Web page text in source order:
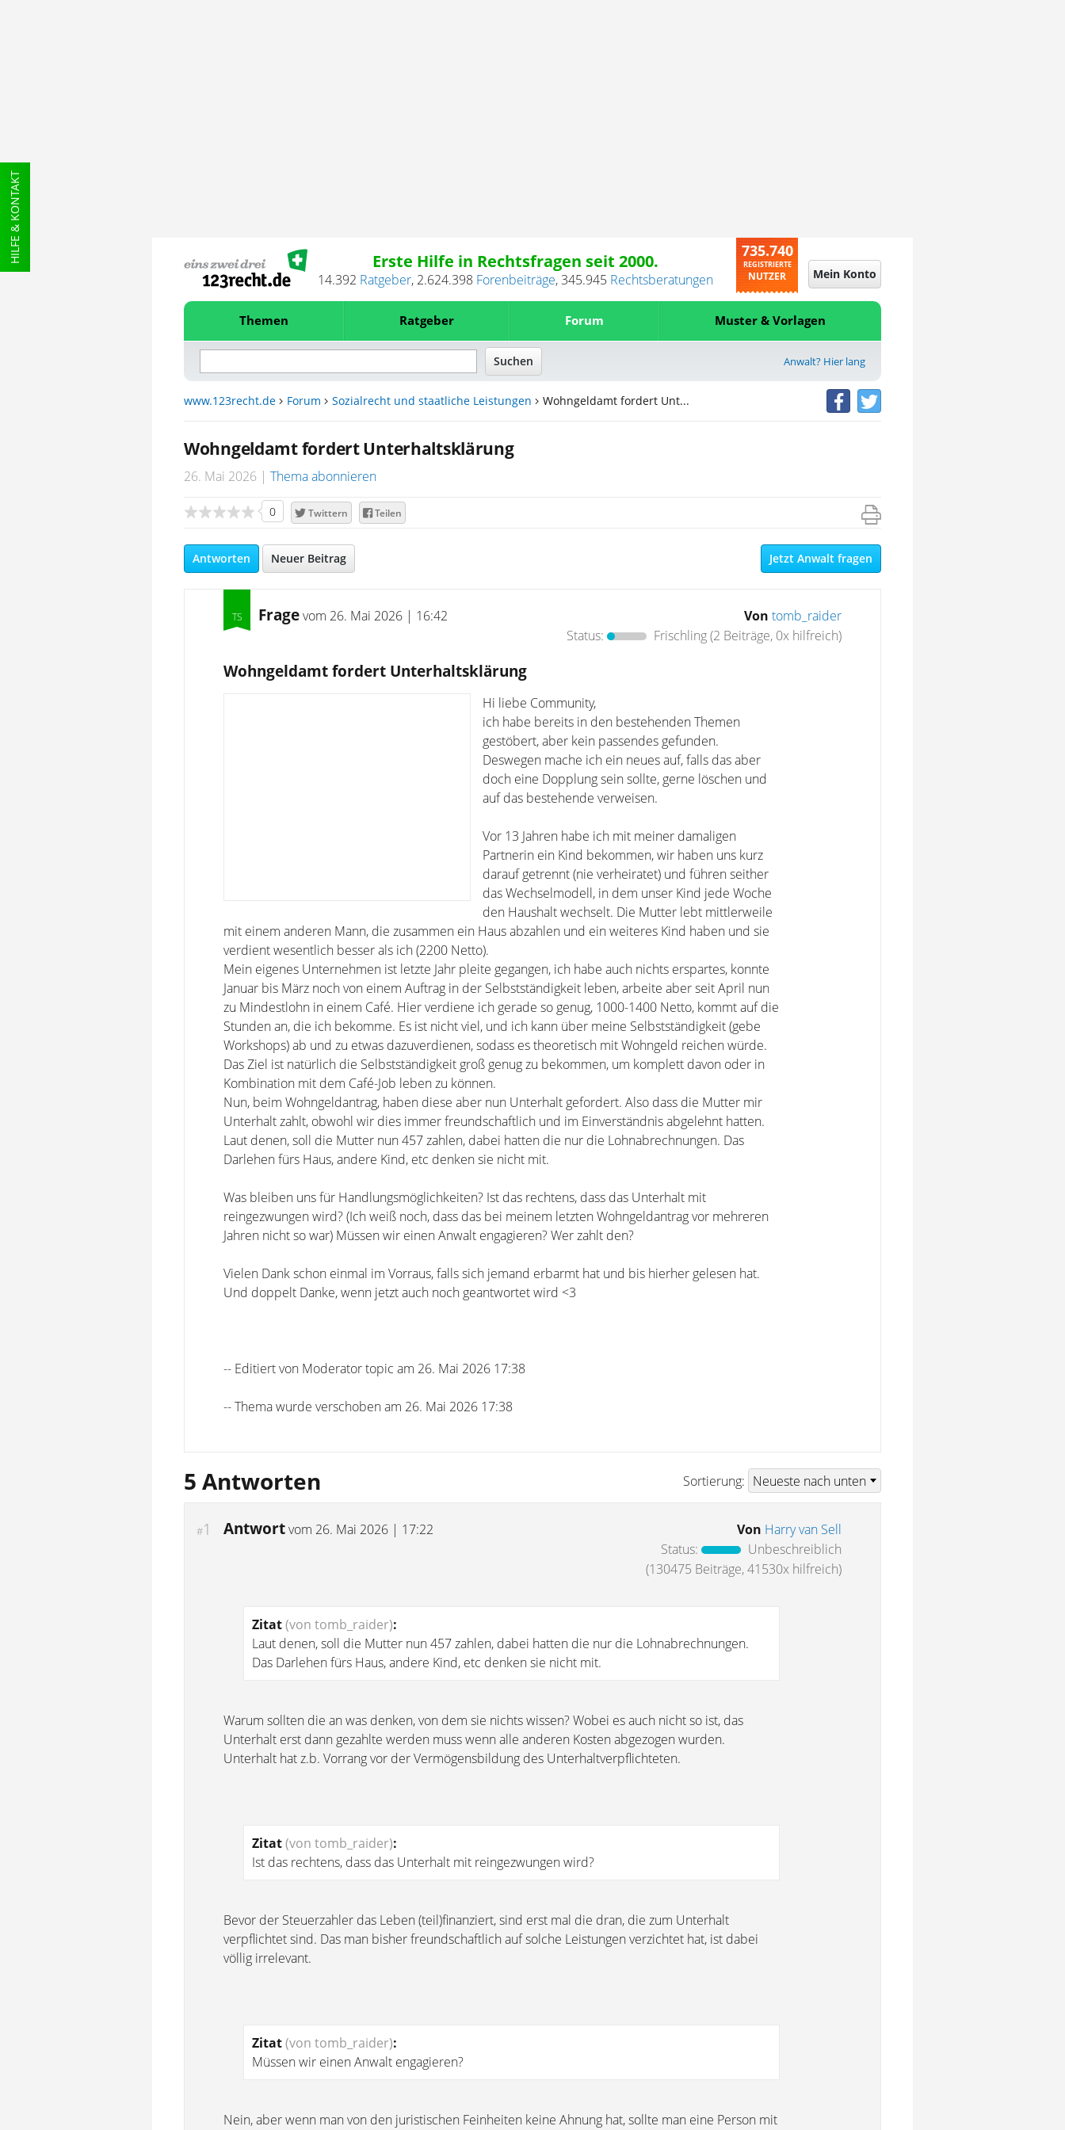
HILFE & KONTAKT Erste Hilfe in Rechtsfragen seit 2000.
14.392 Ratgeber, 2.624.398 Forenbeiträge,345.945 Rechtsberatungen
735.740
REGISTRIERTE
NUTZER Mein Konto
Themen Ratgeber Forum Muster & Vorlagen
Anwalt? Hier lang
www.123recht.de Forum Sozialrecht und staatliche Leistungen Wohngeldamt fordert Unt...
Wohngeldamt fordert Unterhaltsklärung
26. Mai 2026 Thema abonnieren
0 Twittern Teilen
Antworten Neuer Beitrag Jetzt Anwalt fragen
Fragevom 26. Mai 2026 | 16:42 Von tomb_raider
Status:
Frischling(2 Beiträge, 0x hilfreich)
Wohngeldamt fordert Unterhaltsklärung
Hi liebe Community,
ich habe bereits in den bestehenden Themen
gestöbert, aber kein passendes gefunden.
Deswegen mache ich ein neues auf, falls das aber
doch eine Dopplung sein sollte, gerne löschen und
auf das bestehende verweisen.
Vor 13 Jahren habe ich mit meiner damaligen
Partnerin ein Kind bekommen, wir haben uns kurz
darauf getrennt (nie verheiratet) und führen seither
das Wechselmodell, in dem unser Kind jede Woche
den Haushalt wechselt. Die Mutter lebt mittlerweile
mit einem anderen Mann, die zusammen ein Haus abzahlen und ein weiteres Kind haben und sie
verdient wesentlich besser als ich (2200 Netto).
Mein eigenes Unternehmen ist letzte Jahr pleite gegangen, ich habe auch nichts erspartes, konnte
Januar bis März noch von einem Auftrag in der Selbstständigkeit leben, arbeite aber seit April nun
zu Mindestlohn in einem Café. Hier verdiene ich gerade so genug, 1000-1400 Netto, kommt auf die
Stunden an, die ich bekomme. Es ist nicht viel, und ich kann über meine Selbstständigkeit (gebe
Workshops) ab und zu etwas dazuverdienen, sodass es theoretisch mit Wohngeld reichen würde.
Das Ziel ist natürlich die Selbstständigkeit groß genug zu bekommen, um komplett davon oder in
Kombination mit dem Café-Job leben zu können.
Nun, beim Wohngeldantrag, haben diese aber nun Unterhalt gefordert. Also dass die Mutter mir
Unterhalt zahlt, obwohl wir dies immer freundschaftlich und im Einverständnis abgelehnt hatten.
Laut denen, soll die Mutter nun 457 zahlen, dabei hatten die nur die Lohnabrechnungen. Das
Darlehen fürs Haus, andere Kind, etc denken sie nicht mit.
Was bleiben uns für Handlungsmöglichkeiten? Ist das rechtens, dass das Unterhalt mit
reingezwungen wird? (Ich weiß noch, dass das bei meinem letzten Wohngeldantrag vor mehreren
Jahren nicht so war) Müssen wir einen Anwalt engagieren? Wer zahlt den?
Vielen Dank schon einmal im Vorraus, falls sich jemand erbarmt hat und bis hierher gelesen hat.
Und doppelt Danke, wenn jetzt auch noch geantwortet wird <3
-- Editiert von Moderator topic am 26. Mai 2026 17:38
-- Thema wurde verschoben am 26. Mai 2026 17:38
5 Antworten Sortierung:
#1 Antwortvom 26. Mai 2026 | 17:22 Von Harry van Sell
Status:
Unbeschreiblich
(130475 Beiträge, 41530x hilfreich)
Zitat(von tomb_raider):
Laut denen, soll die Mutter nun 457 zahlen, dabei hatten die nur die Lohnabrechnungen.
Das Darlehen fürs Haus, andere Kind, etc denken sie nicht mit.
Warum sollten die an was denken, von dem sie nichts wissen? Wobei es auch nicht so ist, das
Unterhalt erst dann gezahlte werden muss wenn alle anderen Kosten abgezogen wurden.
Unterhalt hat z.b. Vorrang vor der Vermögensbildung des Unterhaltverpflichteten.
Zitat(von tomb_raider):
Ist das rechtens, dass das Unterhalt mit reingezwungen wird?
Bevor der Steuerzahler das Leben (teil)finanziert, sind erst mal die dran, die zum Unterhalt
verpflichtet sind. Das man bisher freundschaftlich auf solche Leistungen verzichtet hat, ist dabei
völlig irrelevant.
Zitat(von tomb_raider):
Müssen wir einen Anwalt engagieren?
Nein, aber wenn man von den juristischen Feinheiten keine Ahnung hat, sollte man eine Person mit